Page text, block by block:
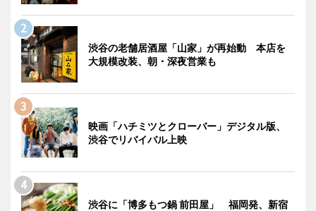
渋谷の老舗居酒屋「山家」が再始動 本店を
大規模改装、朝・深夜営業も
映画「ハチミツとクローバー」デジタル版、
渋谷でリバイバル上映
渋谷に「博多もつ鍋 前田屋」 福岡発、新宿